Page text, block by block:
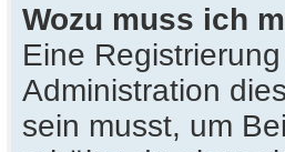
Wozu muss ich
Eine
Administration
sein musst, um